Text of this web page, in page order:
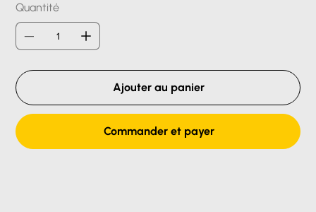
Quantité
Ajouter au panier
Commander et payer